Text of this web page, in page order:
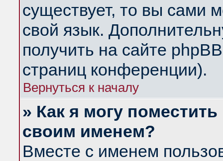
существует, то вы сами
свой язык.
получить на сайте
страниц конференции).
Вернуться к началу
» Как я могу
своим именем?
Вместе с именем